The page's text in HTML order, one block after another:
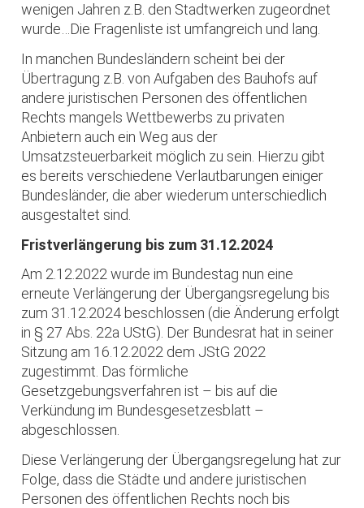
wenigen Jahren z.B. den Stadtwerken zugeordnet
wurde…Die Fragenliste ist umfangreich und lang.
In manchen Bundesländern scheint bei der
Übertragung z.B. von Aufgaben des Bauhofs auf
andere juristischen Personen des öffentlichen
Rechts mangels Wettbewerbs zu privaten
Anbietern auch ein Weg aus der
Umsatzsteuerbarkeit möglich zu sein. Hierzu gibt
es bereits verschiedene Verlautbarungen einiger
Bundesländer, die aber wiederum unterschiedlich
ausgestaltet sind.
Fristverlängerung bis zum 31.12.2024
Am 2.12.2022 wurde im Bundestag nun eine
erneute Verlängerung der Übergangsregelung bis
zum 31.12.2024 beschlossen (die Änderung erfolgt
in § 27 Abs. 22a UStG). Der Bundesrat hat in seiner
Sitzung am 16.12.2022 dem JStG 2022
zugestimmt. Das förmliche
Gesetzgebungsverfahren ist – bis auf die
Verkündung im Bundesgesetzesblatt –
abgeschlossen.
Diese Verlängerung der Übergangsregelung hat zur
Folge, dass die Städte und andere juristischen
Personen des öffentlichen Rechts noch bis